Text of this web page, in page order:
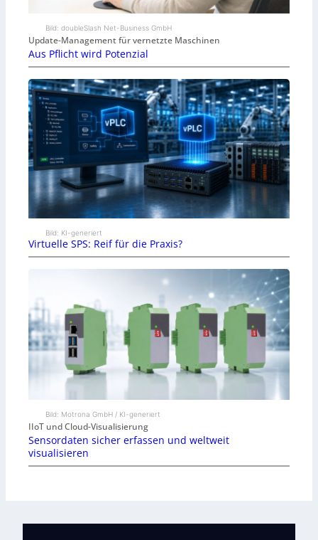
Bild: doubleSlash Net-Business GmbH
Update-Management für vernetzte Maschinen
Aus Pflicht wird Potenzial
Bild: KI-generiert
Virtuelle SPS: Reif für die Praxis?
Bild: Motrona GmbH / KI-generiert
IIoT und Cloud-Visualisierung
Sensordaten sicher erfassen und weltweit
visualisieren